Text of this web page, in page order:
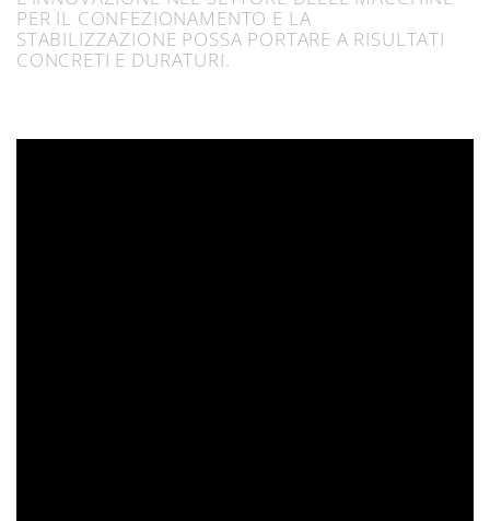
PER IL CONFEZIONAMENTO E LA
STABILIZZAZIONE POSSA PORTARE A RISULTATI
CONCRETI E DURATURI.